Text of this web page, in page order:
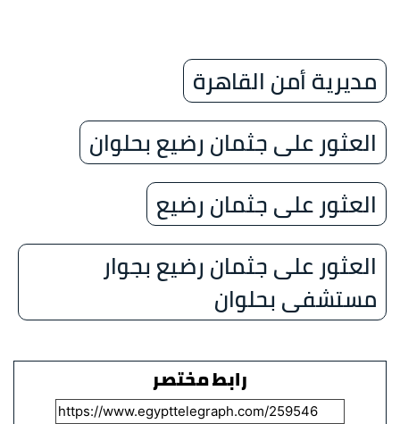
مديرية أمن القاهرة
العثور على جثمان رضيع بحلوان
العثور على جثمان رضيع
العثور على جثمان رضيع بجوار
مستشفى بحلوان
رابط مختصر